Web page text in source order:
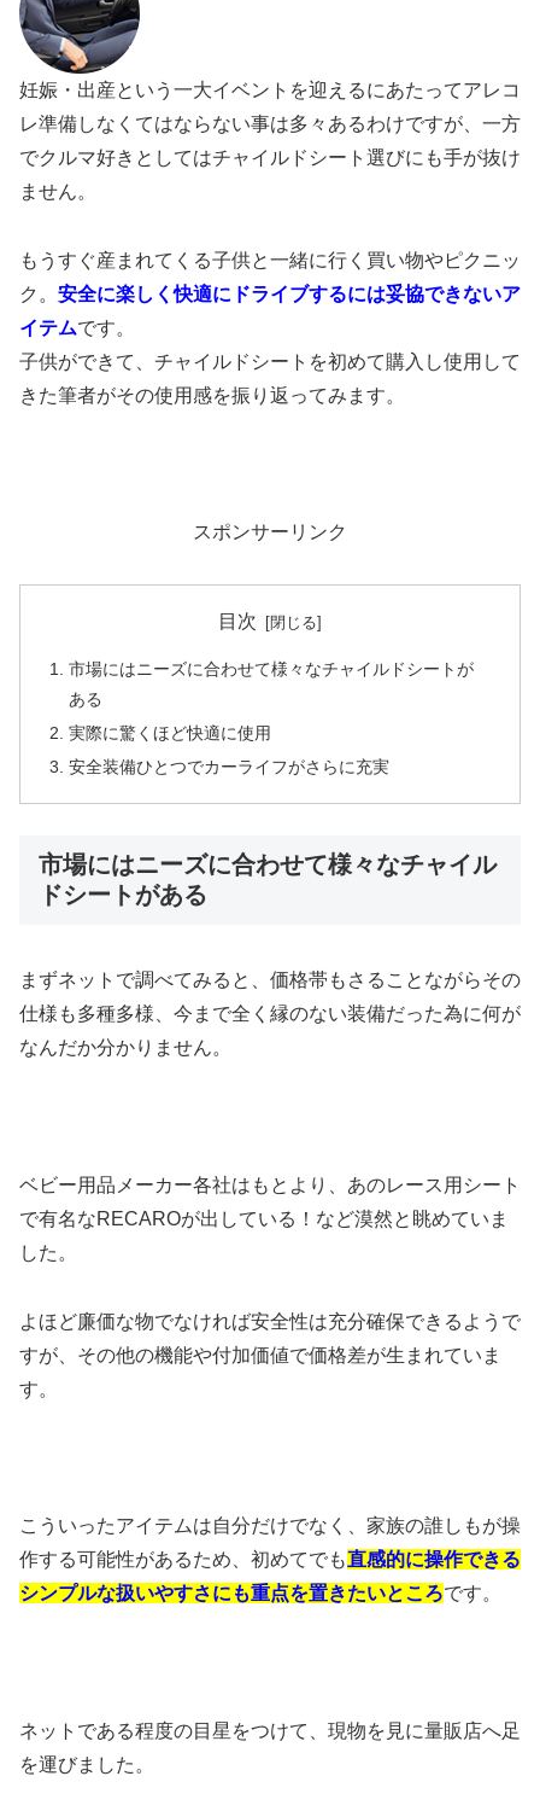
妊娠・出産という一大イベントを迎えるにあたってアレコ
レ準備しなくてはならない事は多々あるわけですが、一方
でクルマ好きとしてはチャイルドシート選びにも手が抜け
ません。
もうすぐ産まれてくる子供と一緒に行く買い物やピクニッ
ク。 安全に楽しく快適にドライブするには妥協できないア
イテムです。
子供ができて、チャイルドシートを初めて購入し使用して
きた筆者がその使用感を振り返ってみます。
スポンサーリンク
目次
市場にはニーズに合わせて様々なチャイルドシートが
ある
実際に驚くほど快適に使用
安全装備ひとつでカーライフがさらに充実
市場にはニーズに合わせて様々なチャイル
ドシートがある
まずネットで調べてみると、価格帯もさることながらその
仕様も多種多様、今まで全く縁のない装備だった為に何が
なんだか分かりません。
ベビー用品メーカー各社はもとより、あのレース用シート
で有名なRECAROが出している！など漠然と眺めていま
した。
よほど廉価な物でなければ安全性は充分確保できるようで
すが、その他の機能や付加価値で価格差が生まれていま
す。
こういったアイテムは自分だけでなく、家族の誰しもが操
作する可能性があるため、初めてでも直感的に操作できる
シンプルな扱いやすさにも重点を置きたいところです。
ネットである程度の目星をつけて、現物を見に量販店へ足
を運びました。